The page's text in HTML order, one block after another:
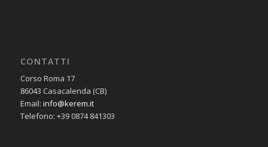
CONTATTI
Corso Roma 17
86043 Casacalenda (CB)
Email: info@kerem.it
Telefono: +39 0874 841303